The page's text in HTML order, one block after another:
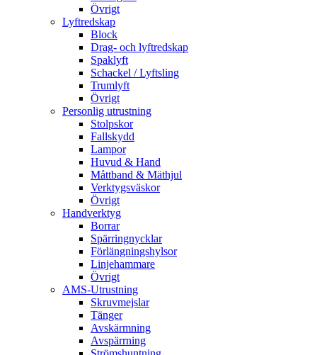
Övrigt
Lyftredskap
Block
Drag- och lyftredskap
Spaklyft
Schackel / Lyftsling
Trumlyft
Övrigt
Personlig utrustning
Stolpskor
Fallskydd
Lampor
Huvud & Hand
Måttband & Mäthjul
Verktygsväskor
Övrigt
Handverktyg
Borrar
Spärringnycklar
Förlängningshylsor
Linjehammare
Övrigt
AMS-Utrustning
Skruvmejslar
Tänger
Avskärmning
Avspärrning